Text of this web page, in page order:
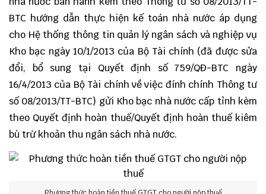
BTC hướng dẫn thực hiện kế toán nhà nước áp dụng
cho Hệ thống thông tin quản lý ngân sách và nghiệp vụ
Kho bạc ngày 10/1/2013 của Bộ Tài chính (đã được sửa
đổi, bổ sung tại Quyết định số 759/QĐ-BTC ngày
16/4/2013 của Bộ Tài chính về việc đính chính Thông tư
số 08/2013/TT-BTC) gửi Kho bạc nhà nước cấp tỉnh kèm
theo Quyết định hoàn thuế/Quyết định hoàn thuế kiêm
bù trừ khoản thu ngân sách nhà nước.